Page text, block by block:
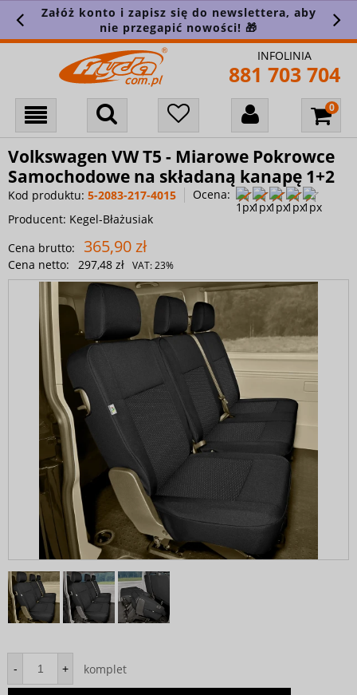
Załóż konto i zapisz się do newslettera, aby
nie przegapić nowości! 🎁
INFOLINIA
881 703 704
Volkswagen VW T5 - Miarowe Pokrowce
Samochodowe na składaną kanapę 1+2
Kod produktu: 5-2083-217-4015
Ocena:
Producent: Kegel-Błażusiak
Cena brutto:
365,90 zł
Cena netto: 297,48 zł VAT:23%
- + komplet